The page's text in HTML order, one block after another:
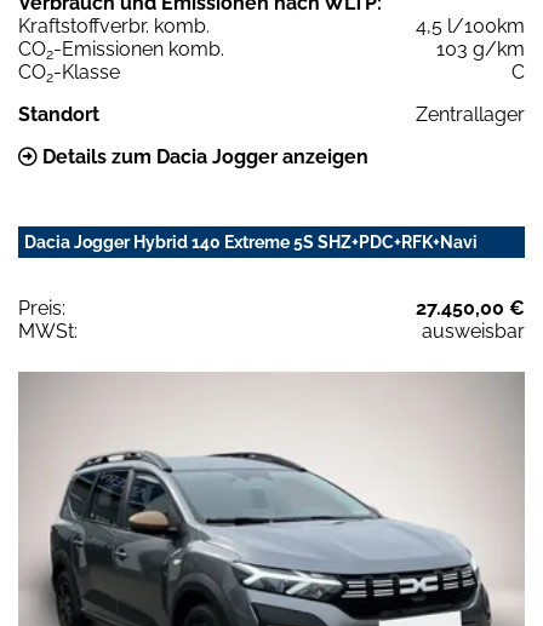
Kraftstoffverbr. komb.
4,5 l/100km
CO2-Emissionen komb.
103 g/km
CO2-Klasse
C
Standort
Zentrallager
Details zum Dacia Jogger anzeigen
Dacia Jogger Hybrid 140 Extreme 5S SHZ+PDC+RFK+Navi
Preis:
27.450,00 €
MWSt:
ausweisbar